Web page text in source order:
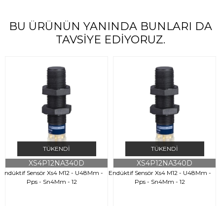
BU ÜRÜNÜN YANINDA BUNLARI DA
TAVSIYE EDIYORUZ.
TÜKENDI
Endüktif Sensör Xs4 M12 - U48Mm -
Pps - Sn4Mm - 12
XS4P12NA340D
TÜKENDI
Endüktif Sensör Xs4 M12 - U48Mm -
Pps - Sn4Mm - 12
XS4P12NA340D